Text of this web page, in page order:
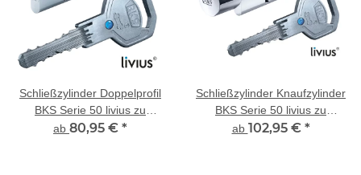
Schließzylinder Doppelprofil
BKS Serie 50 livius zu
bestehender Schließung
ab 80,95 € *
Schließzylinder Knaufzylinder
BKS Serie 50 livius zu
bestehender Schließung
ab 102,95 € *